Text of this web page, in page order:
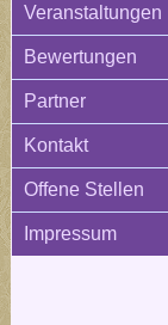
Veranstaltungen
Bewertungen
Partner
Kontakt
Offene Stellen
Impressum